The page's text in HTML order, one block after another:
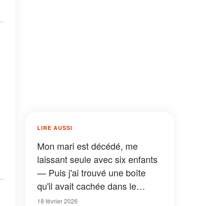
LIRE AUSSI
Mon mari est décédé, me
laissant seule avec six enfants
— Puis j'ai trouvé une boîte
qu'il avait cachée dans le
matelas de notre fils
18 février 2026